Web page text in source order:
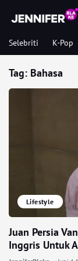
Selebriti K-Pop
Tag: Bahasa
Lifestyle
Juan Persia
Inggris Untuk